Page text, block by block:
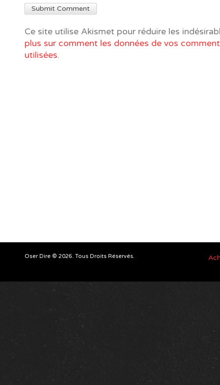
Ce site utilise Akismet pour réduire les
plus sur comment les données de vos
utilisées.
Oser Dire © 2026. Tous Droits Réservés.